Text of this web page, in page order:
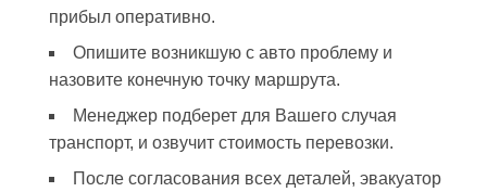
прибыл оперативно.
Опишите возникшую с авто проблему и
назовите конечную точку маршрута.
Менеджер подберет для Вашего случая
транспорт, и озвучит стоимость перевозки.
После согласования всех деталей, эвакуатор